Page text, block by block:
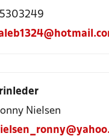
Nielsen